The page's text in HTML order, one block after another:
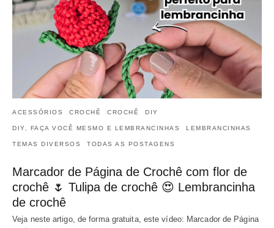
ACESSÓRIOS CROCHÊ CROCHÊ DIY
DIY, FAÇA VOCÊ MESMO E LEMBRANCINHAS LEMBRANCINHAS
TEMAS DIVERSOS TODAS AS POSTAGENS
Marcador de Página de Crochê com flor de
crochê 🌷 Tulipa de crochê 😍 Lembrancinha
de crochê
Veja neste artigo, de forma gratuita, este vídeo: Marcador de Página